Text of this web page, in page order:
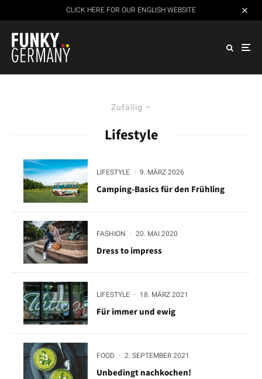
CLICK HERE FOR OUR ENGLISH WEBSITE
Zufällig
Lifestyle
LIFESTYLE · 9. MÄRZ 2026
Camping-Basics für den Frühling
FASHION · 20. MAI 2020
Dress to impress
LIFESTYLE · 18. MÄRZ 2021
Für immer und ewig
FOOD · 2. SEPTEMBER 2021
Unbedingt nachkochen!